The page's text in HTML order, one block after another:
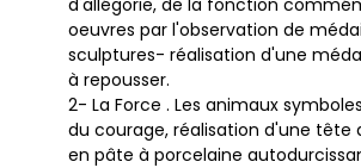
d'allégorie, de la fonction
oeuvres par l'observation de
sculptures- réalisation d'une
à repousser.
2- La Force . Les animaux
du courage, réalisation d'une tête
en pâte à porcelaine